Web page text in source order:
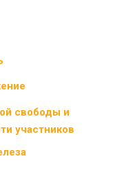
свободы и
участников